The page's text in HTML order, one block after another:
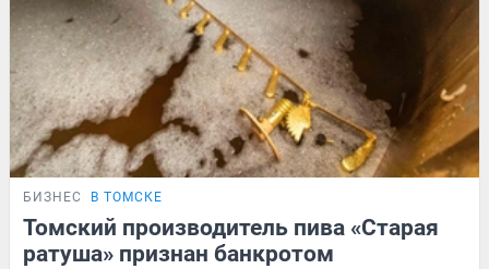
БИЗНЕС В ТОМСКЕ
Томский производитель пива «Старая
ратуша» признан банкротом